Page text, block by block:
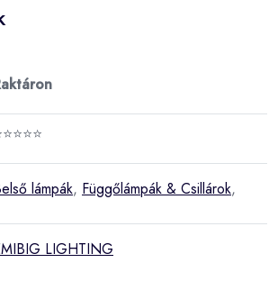
lámpák, Függőlámpák & Csillárok,
LIGHTING